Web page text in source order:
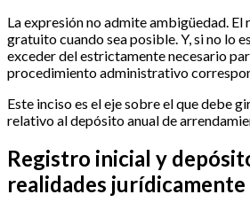
La expresión no admite ambigüedad.
gratuito cuando sea posible. Y, si no lo
exceder del estrictamente necesario
procedimiento administrativo
Este inciso es el eje sobre el que debe
relativo al depósito anual de
Registro inicial y
realidades